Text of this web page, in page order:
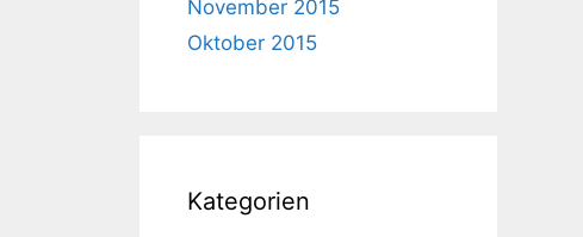
November 2015
Oktober 2015
Kategorien